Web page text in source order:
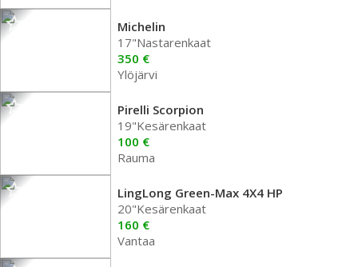
Michelin
17"Nastarenkaat
350 €
Ylöjärvi
Pirelli Scorpion
19"Kesärenkaat
100 €
Rauma
LingLong Green-Max 4X4 HP
20"Kesärenkaat
160 €
Vantaa